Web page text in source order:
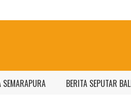
SEMARAPURA BERITA SEPUTAR